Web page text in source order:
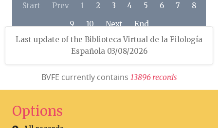
Start Prev 1 2 3 4 5 6 7
8
9
10 Next
End
Last update of the Biblioteca Virtual de la Filología
Española 03/08/2026
BVFE currently contains 13896 records
Options